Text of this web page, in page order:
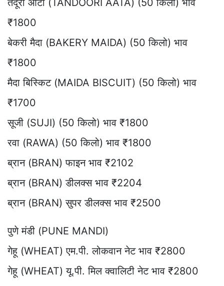
तंदूरी आटा (TANDOORI AATA) (50 किलो) भाव
₹1800
बेकरी मैदा (BAKERY MAIDA) (50 किलो) भाव
₹1800
मैदा बिस्किट (MAIDA BISCUIT) (50 किलो) भाव
₹1700
सूजी (SUJI) (50 किलो) भाव ₹1800
रवा (RAWA) (50 किलो) भाव ₹1800
ब्रान (BRAN) फाइन भाव ₹2102
ब्रान (BRAN) डीलक्स भाव ₹2204
ब्रान (BRAN) सुपर डीलक्स भाव ₹2500
पुणे मंडी (PUNE MANDI)
गेहू (WHEAT) एम.पी. लोकवान नेट भाव ₹2800
गेहू (WHEAT) यू.पी. मिल क्वालिटी नेट भाव ₹2800